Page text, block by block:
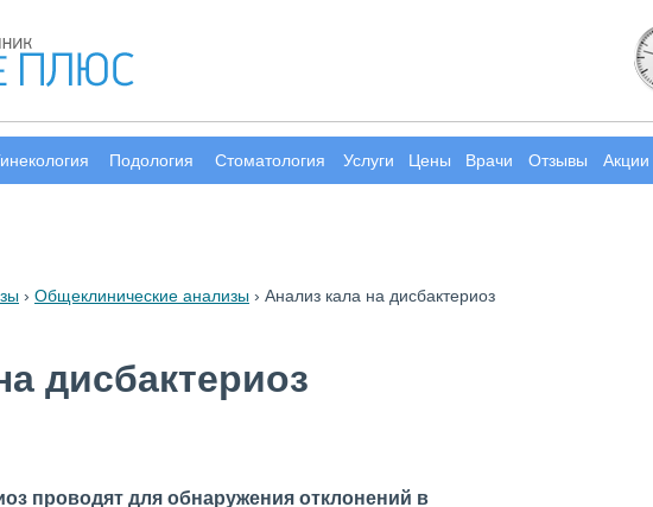
Подология Стоматология Услуги Цены Врачи Отзывы Акции
› Общеклинические анализы › Анализ кала на дисбактериоз
дисбактериоз
проводят для обнаружения отклонений в